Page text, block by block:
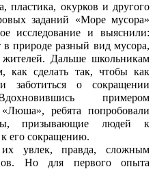
пластика, окурков и другого
заданий «Море мусора»
исследование и выяснили:
в природе разный вид мусора,
Дальше школьникам
как сделать так, чтобы как
о сокращении
примером
ребята попробовали
призывающие людей к
его сокращению.
их увлек, правда, сложным
Но для первого опыта